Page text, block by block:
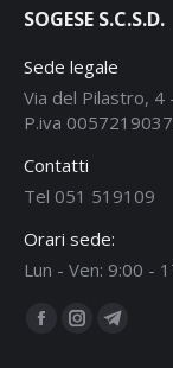
SOGESE S.C.S.D.
Sede legale
Via del Pilastro, 4
P.iva
Contatti
Tel 051 519109
Orari sede:
Lun - Ven: 9:00 -
Ci puoi trovare su:
Facebook
Instagram